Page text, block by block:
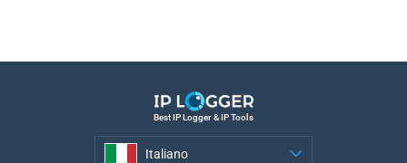
Best IP Logger & IP Tools
Italiano